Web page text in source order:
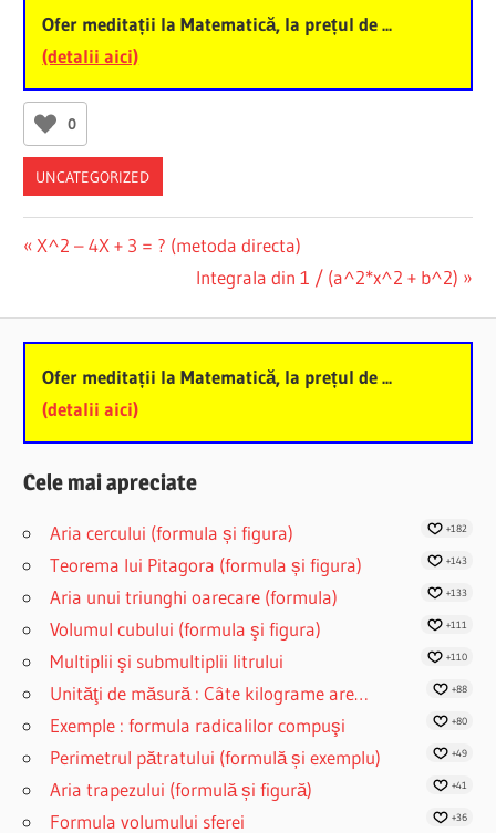
Ofer meditații la Matematică, la prețul de ...
(detalii aici)
0
UNCATEGORIZED
Post
Previous
X^2 – 4X + 3 = ? (metoda directa)
Next
Integrala din 1 / (a^2*x^2 + b^2)
Ofer meditații la Matematică, la prețul de ...
(detalii aici)
Cele mai apreciate
Aria cercului (formula și figura) +182
Teorema lui Pitagora (formula și figura) +143
Aria unui triunghi oarecare (formula) +133
Volumul cubului (formula şi figura) +111
Multiplii şi submultiplii litrului +110
Unităţi de măsură : Câte kilograme are… +88
Exemple : formula radicalilor compuşi +80
Perimetrul pătratului (formulă și exemplu) +49
Aria trapezului (formulă și figură) +41
Formula volumului sferei +36